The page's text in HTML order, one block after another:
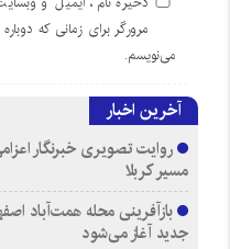
مرورگر برای زمانی که
می‌نویسم.
آخرین اخبار
روایت تصویری خبرنگار
مسیر کربلا
جدید آغاز می‌شود